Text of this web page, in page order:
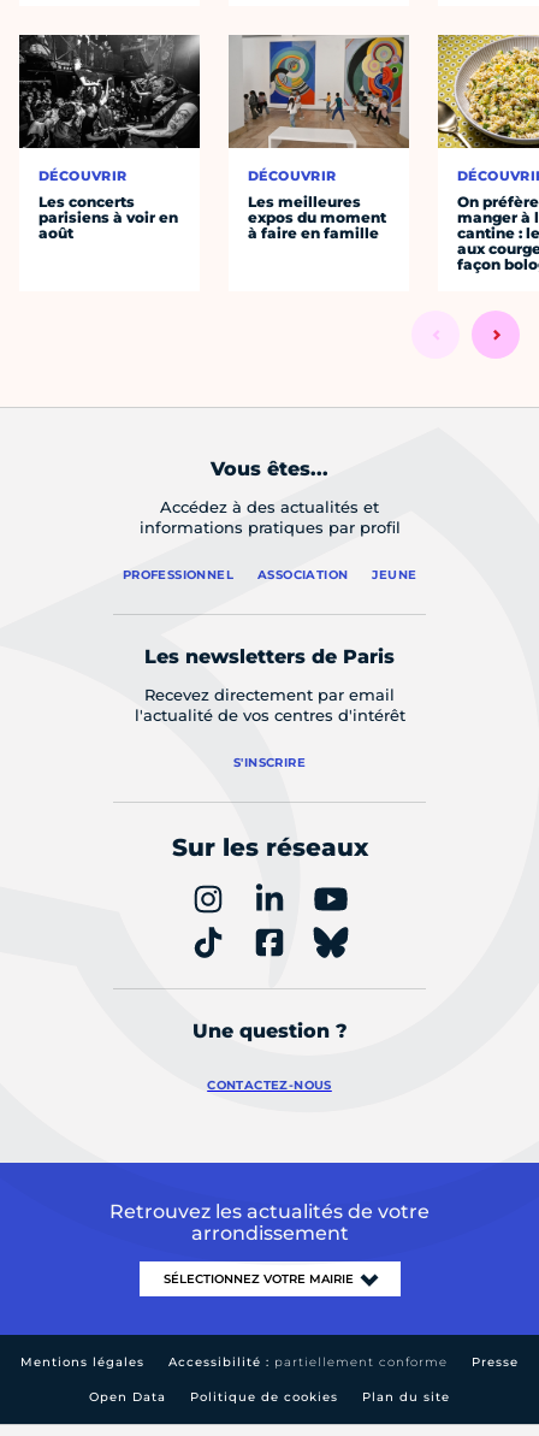
DÉCOUVRIR
Les concerts
parisiens à voir en
août
DÉCOUVRIR
Les meilleures
expos du moment
à faire en famille
On préfère
manger à
cantine :
aux
façon
Vous êtes...
Accédez à des actualités et
informations pratiques par profil
PROFESSIONNEL ASSOCIATION JEUNE
Les newsletters de Paris
Recevez directement par email
l'actualité de vos centres d'intérêt
S'INSCRIRE
Sur les réseaux
Une question ?
CONTACTEZ-NOUS
Retrouvez les actualités de votre
arrondissement
Mentions légales Accessibilité : partiellement conforme Presse
Open Data Politique de cookies Plan du site